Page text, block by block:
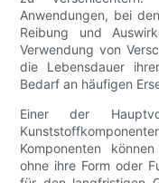
Anwendungen, bei
Reibung und
Verwendung von
die Lebensdauer
Bedarf an häufigen
Einer der
Komponenten
ohne ihre Form oder